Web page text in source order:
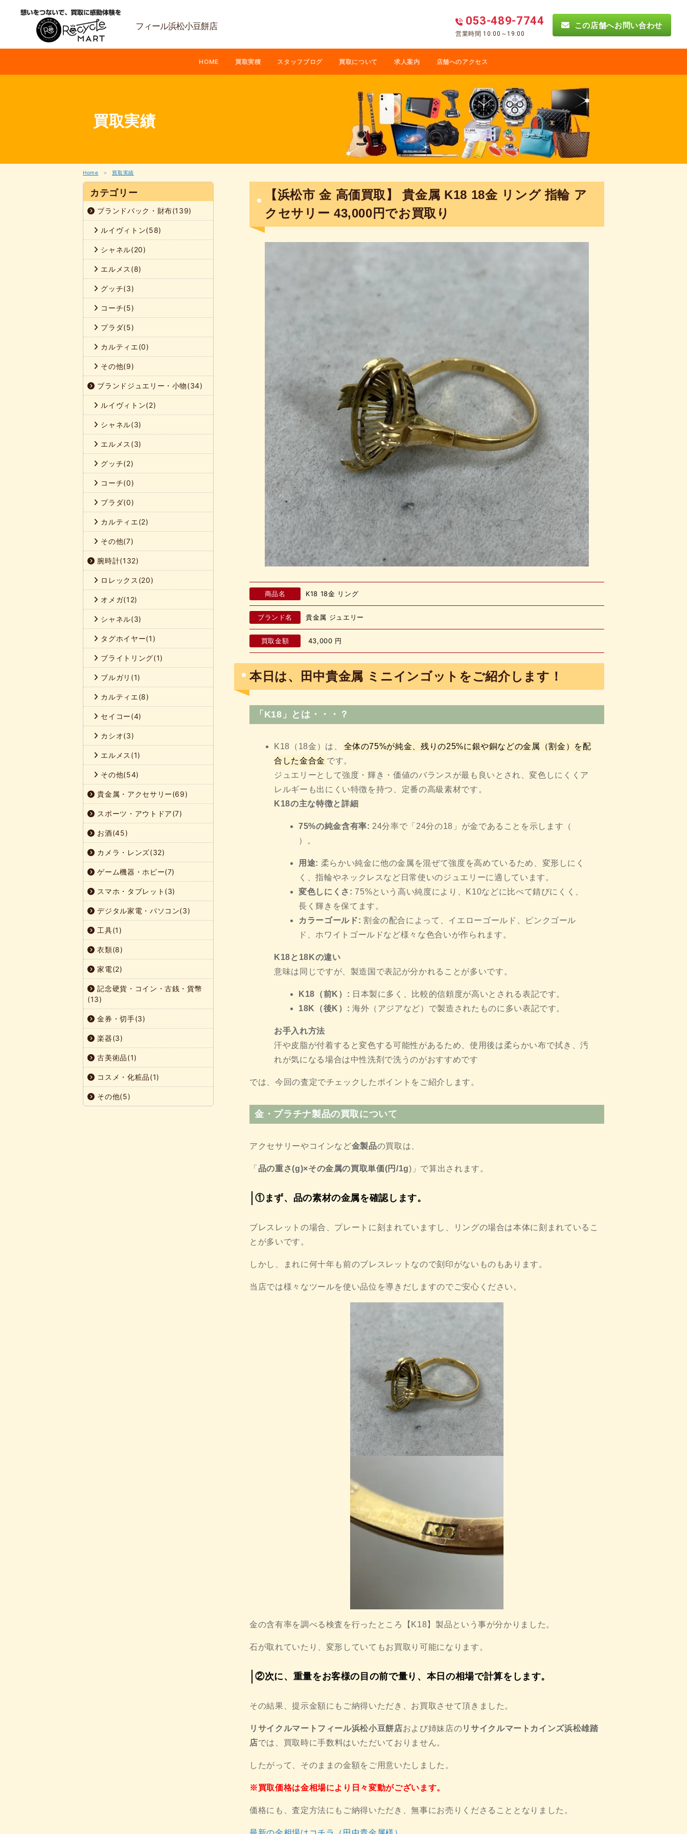
フィール浜松小豆餅店 053-489-7744
営業時間 10:00～19:00
この店舗へお問い合わせ
HOME 買取実積 スタッフブログ 買取について 求人案内 店舗へのアクセス
買取実績
Home 買取実績
【浜松市 金 高価買取】 貴金属 K18 18金 リング 指輪 ア
クセサリー 43,000円でお買取り
商品名 K18 18金 リング
ブランド名 貴金属 ジュエリー
買取金額 43,000 円
本日は、田中貴金属 ミニインゴットをご紹介します！
「K18 」とは・・・？
K18（18金）は、
全体の75%が純金、残りの25%に銀や銅などの金属（割金）を配
合した金合金 です。
ジュエリーとして強度・輝き・価値のバランスが最も良いとされ、変色しにくくア
レルギーも出にくい特徴を持つ、定番の高級素材です。
K18の主な特徴と詳細
75%の純金含有率: 24分率で「24分の18」が金であることを示します（
）。
用途: 柔らかい純金に他の金属を混ぜて強度を高めているため、変形しにく
く、指輪やネックレスなど日常使いのジュエリーに適しています。
変色しにくさ: 75%という高い純度により、K10などに比べて錆びにくく、
長く輝きを保てます。
カラーゴールド: 割金の配合によって、イエローゴールド、ピンクゴール
ド、ホワイトゴールドなど様々な色合いが作られます。
K18と18Kの違い
意味は同じですが、製造国で表記が分かれることが多いです。
K18（前K）: 日本製に多く、比較的信頼度が高いとされる表記です。
18K（後K）: 海外（アジアなど）で製造されたものに多い表記です。
お手入れ方法
汗や皮脂が付着すると変色する可能性があるため、使用後は柔らかい布で拭き、汚
れが気になる場合は中性洗剤で洗うのがおすすめです
では、今回の査定でチェックしたポイントをご紹介します。
金・プラチナ製品の買取について
アクセサリーやコインなど金製品の買取は、
「 品の重さ(g)×その金属の買取単価(円/1g)」で算出されます。
①まず、品の素材の金属を確認します。
ブレスレットの場合、プレートに刻まれていますし、リングの場合は本体に刻まれているこ
とが多いです。
しかし、まれに何十年も前のブレスレットなので刻印がないものもあります。
当店では様々なツールを使い品位を導きだしますのでご安心ください。
金の含有率を調べる検査を行ったところ【K18】製品という事が分かりました。
石が取れていたり、変形していてもお買取り可能になります。
②次に、重量をお客様の目の前で量り、本日の相場で計算をします。
その結果、提示金額にもご納得いただき、お買取させて頂きました。
リサイクルマートフィール浜松小豆餅店および姉妹店のリサイクルマートカインズ浜松雄踏
店では、買取時に手数料はいただいておりません。
したがって、そのままの金額をご用意いたしました。
※買取価格は金相場により日々変動がございます。
価格にも、査定方法にもご納得いただき、無事にお売りくださることとなりました。
カテゴリー
ブランドバック・財布(139)
ルイヴィトン(58)
シャネル(20)
エルメス(8)
グッチ(3)
コーチ(5)
プラダ(5)
カルティエ(0)
その他(9)
ブランドジュエリー・小物(34)
ルイヴィトン(2)
シャネル(3)
エルメス(3)
グッチ(2)
コーチ(0)
プラダ(0)
カルティエ(2)
その他(7)
腕時計(132)
ロレックス(20)
オメガ(12)
シャネル(3)
タグホイヤー(1)
ブライトリング(1)
ブルガリ(1)
カルティエ(8)
セイコー(4)
カシオ(3)
エルメス(1)
その他(54)
貴金属・アクセサリー(69)
スポーツ・アウトドア(7)
お酒(45)
カメラ・レンズ(32)
ゲーム機器・ホビー(7)
スマホ・タブレット(3)
デジタル家電・パソコン(3)
工具(1)
衣類(8)
家電(2)
記念硬貨・コイン・古銭・貨幣
(13)
金券・切手(3)
楽器(3)
古美術品(1)
コスメ・化粧品(1)
その他(5)